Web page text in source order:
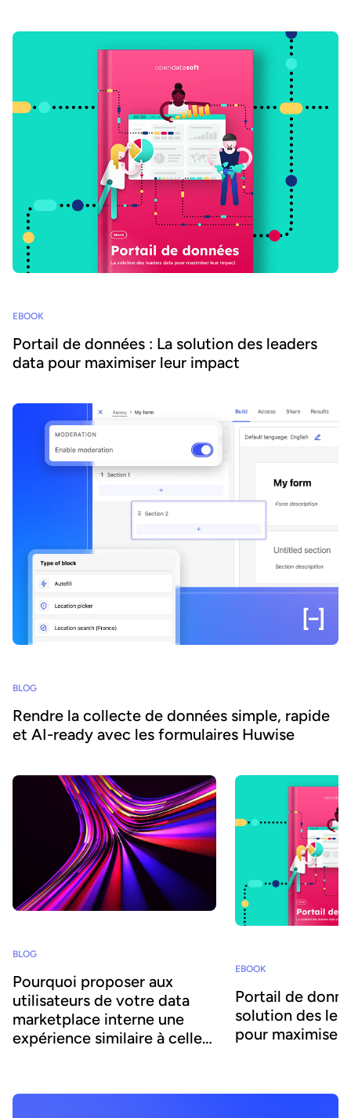
EBOOK
Portail de données : La solution des leaders
data pour maximiser leur impact
BLOG
Rendre la collecte de données simple, rapide
et AI-ready avec les formulaires Huwise
BLOG
Pourquoi proposer aux
utilisateurs de votre data
marketplace interne une
expérience similaire à celle
EBOOK
Portail de
solution des
pour maximiser